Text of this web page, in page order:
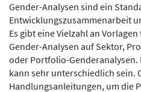
Gender-Analysen sind ein
Entwicklungszusammenarbeit
Es gibt eine Vielzahl an
Gender-Analysen auf Sektor,
oder Portfolio-Genderanalysen.
kann sehr unterschiedlich sein.
Handlungsanleitungen, um die